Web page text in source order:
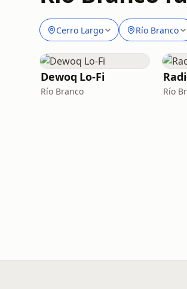
Cerro Largo Río Branco
Dewoq Lo-Fi
Río Branco Río